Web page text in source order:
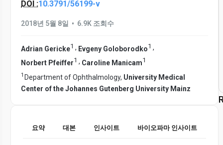
DOI :10.3791/56199-v
2018년 5월 8일 • 6.9K 조회수
Adrian Gericke1 , Evgeny Goloborodko1 ,
Norbert Pfeiffer1 , Caroline Manicam1
1 Department of Ophthalmology, University Medical
Center of the Johannes Gutenberg University Mainz
요약 대본 인사이트 바이오파마 인사이트